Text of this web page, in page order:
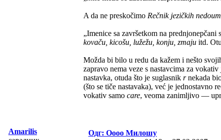
A da ne preskočimo Rečnik jezičkih
„Imenice sa završetkom na prednjonepčani
kovaču, kicošu, lužežu, konju, zmaju itd.
Možda bi bilo u redu da kažem i nešto
zapravo nema veze s nastavcima za
nastavka, otuda što je suglasnik rnekada
(što se tiče nastavaka), već je jednostavno
vokativ samo care, veoma zanimljivo —
Amarilis
Одг: Оооо Милошу